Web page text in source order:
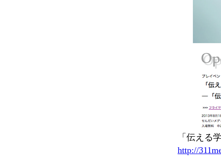
「伝える
http://